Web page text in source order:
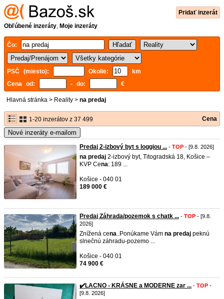
Pridať inzerát
Obľúbené inzeráty, Moje inzeráty
Čo:
PSČ (miesto): Okolie:
km
Cena od:
- do: €
Hlavná stránka > Reality > na predaj
1-20 inzerátov z 37 499 Cena
Nové inzeráty e-mailom
Predaj 2-izbový byt s loggiou ... - TOP - [9.8. 2026]
na predaj 2-izbový byt, Titogradská 18, Košice –
KVP Cena: 189 ...
Košice - 040 01
189 000 €
Predaj Záhrada/pozemok s chatk ... - TOP - [9.8.
2026]
Znížená cena..Ponúkame Vám na predaj peknú
slnečnú záhradu-pozemo ...
Košice - 040 01
74 900 €
✔️LACNO - KRÁSNE a MODERNE zar ... - TOP -
[9.8. 2026]